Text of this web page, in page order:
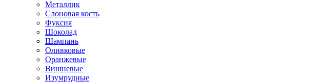
Металлик
Слоновая кость
Фуксия
Шоколад
Шампань
Оливковые
Оранжевые
Вишневые
Изумрудные